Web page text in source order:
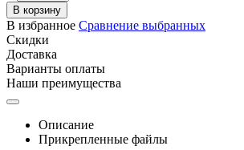
В корзину
В избранное Сравнение выбранных
Скидки
Доставка
Варианты оплаты
Наши преимущества
Описание
Прикрепленные файлы